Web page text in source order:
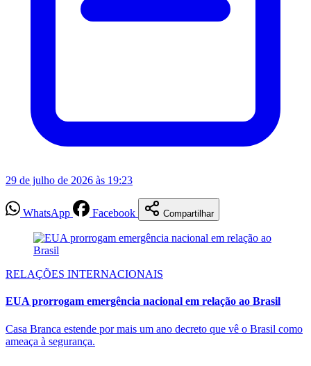
29 de julho de 2026 às 19:23
WhatsApp Facebook Compartilhar
RELAÇÕES INTERNACIONAIS
EUA prorrogam emergência nacional em relação ao Brasil
Casa Branca estende por mais um ano decreto que vê o Brasil como
ameaça à segurança.